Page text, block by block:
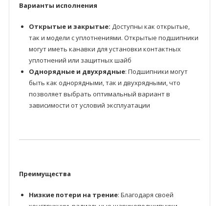
Варианты исполнения
Открытые и закрытые: Доступны как открытые,
так и модели с уплотнениями. Открытые подшипники
могут иметь канавки для установки контактных
уплотнений или защитных шайб
Однорядные и двухрядные: Подшипники могут
быть как однорядными, так и двухрядными, что
позволяет выбрать оптимальный вариант в
зависимости от условий эксплуатации
Преимущества
Низкие потери на трение: Благодаря своей